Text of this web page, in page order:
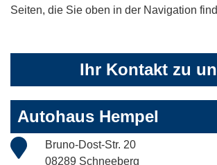
Seiten, die Sie oben in der Navigation
Ihr Kontakt zu
Autohaus Hempel
Bruno-Dost-Str. 20
08289 Schneeberg